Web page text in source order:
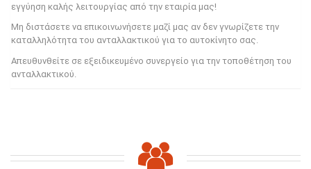
εγγύηση καλής λειτουργίας από την εταιρία μας!
Μη διστάσετε να επικοινωνήσετε μαζί μας αν δεν γνωρίζετε την
καταλληλότητα του ανταλλακτικού για το αυτοκίνητο σας.
Απευθυνθείτε σε εξειδικευμένο συνεργείο για την τοποθέτηση του
ανταλλακτικού.